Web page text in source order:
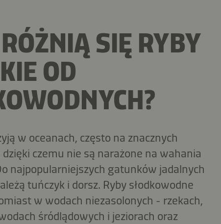
SIĘ RYBY
OD
w oceanach, często na znacznych
dzięki czemu nie są narażone na wahania
najpopularniejszych gatunków jadalnych
tuńczyk i dorsz. Ryby słodkowodne
w wodach niezasolonych - rzekach,
śródlądowych i jeziorach oraz